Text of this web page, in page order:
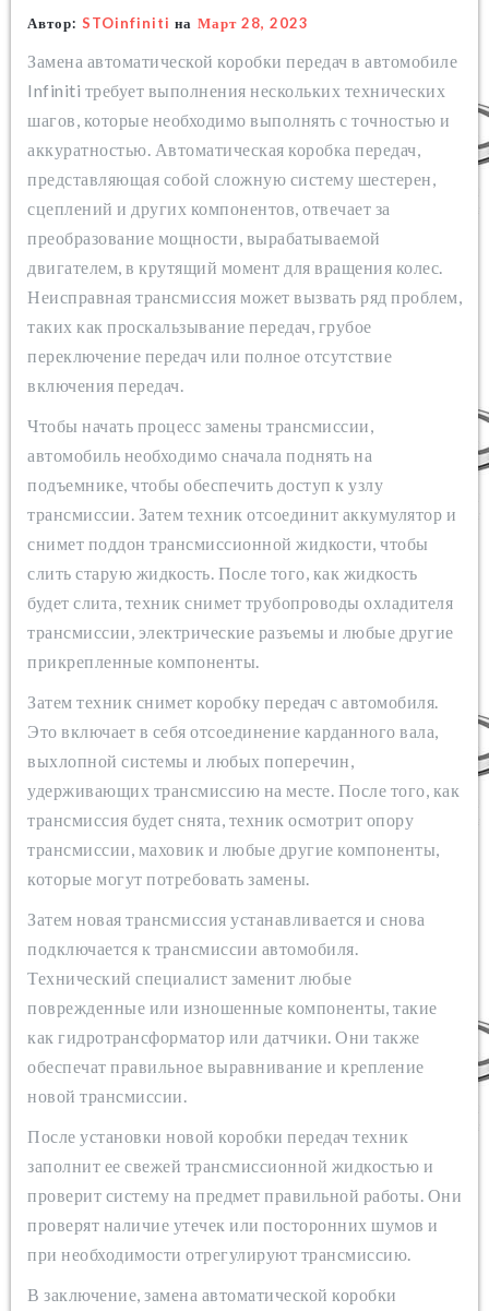
Автор: STOinfiniti на Март 28, 2023
Замена автоматической коробки передач в автомобиле
Infiniti требует выполнения нескольких технических
шагов, которые необходимо выполнять с точностью и
аккуратностью. Автоматическая коробка передач,
представляющая собой сложную систему шестерен,
сцеплений и других компонентов, отвечает за
преобразование мощности, вырабатываемой
двигателем, в крутящий момент для вращения колес.
Неисправная трансмиссия может вызвать ряд проблем,
таких как проскальзывание передач, грубое
переключение передач или полное отсутствие
включения передач.
Чтобы начать процесс замены трансмиссии,
автомобиль необходимо сначала поднять на
подъемнике, чтобы обеспечить доступ к узлу
трансмиссии. Затем техник отсоединит аккумулятор и
снимет поддон трансмиссионной жидкости, чтобы
слить старую жидкость. После того, как жидкость
будет слита, техник снимет трубопроводы охладителя
трансмиссии, электрические разъемы и любые другие
прикрепленные компоненты.
Затем техник снимет коробку передач с автомобиля.
Это включает в себя отсоединение карданного вала,
выхлопной системы и любых поперечин,
удерживающих трансмиссию на месте. После того, как
трансмиссия будет снята, техник осмотрит опору
трансмиссии, маховик и любые другие компоненты,
которые могут потребовать замены.
Затем новая трансмиссия устанавливается и снова
подключается к трансмиссии автомобиля.
Технический специалист заменит любые
поврежденные или изношенные компоненты, такие
как гидротрансформатор или датчики. Они также
обеспечат правильное выравнивание и крепление
новой трансмиссии.
После установки новой коробки передач техник
заполнит ее свежей трансмиссионной жидкостью и
проверит систему на предмет правильной работы. Они
проверят наличие утечек или посторонних шумов и
при необходимости отрегулируют трансмиссию.
В заключение, замена автоматической коробки